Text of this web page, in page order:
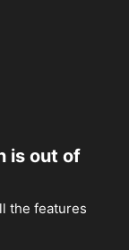
is out of
the features